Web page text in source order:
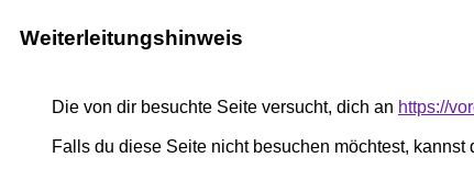
Weiterleitungshinweis
Die von dir besuchte Seite versucht, dich an https://
Falls du diese Seite nicht besuchen möchtest, kannst